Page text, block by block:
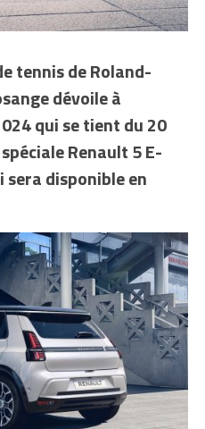
tennis de Roland-
dévoile à
qui se tient du 20
Renault 5 E-
sera disponible en